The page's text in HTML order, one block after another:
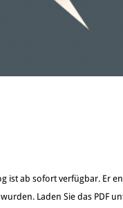
ist ab sofort verfügbar. Er
Laden Sie das PDF